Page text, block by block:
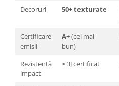
Decoruri
50+ texturate
Certificare
emisii
A+(cel mai
bun)
Rezistență
impact
≥ 3J certificat